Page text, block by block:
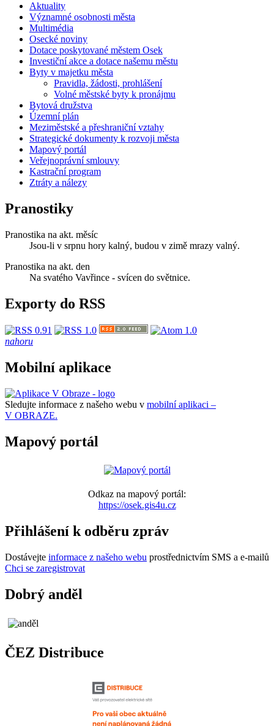
Aktuality
Významné osobnosti města
Multimédia
Osecké noviny
Dotace poskytované městem Osek
Investiční akce a dotace našemu městu
Byty v majetku města
Pravidla, žádosti, prohlášení
Volné městské byty k pronájmu
Bytová družstva
Územní plán
Meziměstské a přeshraniční vztahy
Strategické dokumenty k rozvoji města
Mapový portál
Veřejnoprávní smlouvy
Kastrační program
Ztráty a nálezy
Pranostiky
Pranostika na akt. měsíc
Jsou-li v srpnu hory kalný, budou v zimě mrazy valný.
Pranostika na akt. den
Na svatého Vavřince - svícen do světnice.
Exporty do RSS
nahoru
Mobilní aplikace
Sledujte informace z našeho webu v mobilní aplikaci –
V OBRAZE.
Mapový portál
Odkaz na mapový portál:
https://osek.gis4u.cz
Přihlášení k odběru zpráv
Dostávejte informace z našeho webu prostřednictvím SMS a e-mailů
Chci se zaregistrovat
Dobrý anděl
ČEZ Distribuce